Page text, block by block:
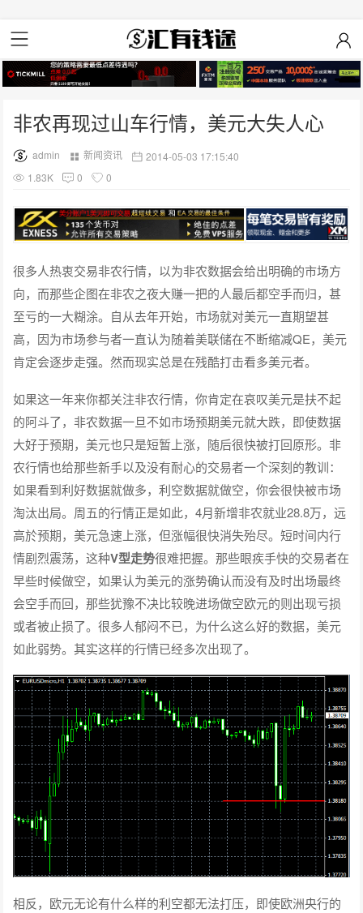
非农再现过山车行情，美元大失人心
admin 新闻资讯
2014-05-03 17:15:40
1.83K
0 0
很多人热衷交易非农行情，以为非农数据会给出明确的市场方
向，而那些企图在非农之夜大赚一把的人最后都空手而归，甚
至亏的一大糊涂。自从去年开始，市场就对美元一直期望甚
高，因为市场参与者一直认为随着美联储在不断缩减QE，美元
肯定会逐步走强。然而现实总是在残酷打击看多美元者。
如果这一年来你都关注非农行情，你肯定在哀叹美元是扶不起
的阿斗了，非农数据一旦不如市场预期美元就大跌，即使数据
大好于预期，美元也只是短暂上涨，随后很快被打回原形。非
农行情也给那些新手以及没有耐心的交易者一个深刻的教训：
如果看到利好数据就做多，利空数据就做空，你会很快被市场
淘汰出局。周五的行情正是如此，4月新增非农就业28.8万，远
高於预期，美元急速上涨，但涨幅很快消失殆尽。短时间内行
情剧烈震荡，这种V型走势很难把握。那些眼疾手快的交易者在
早些时候做空，如果认为美元的涨势确认而没有及时出场最终
会空手而回，那些犹豫不决比较晚进场做空欧元的则出现亏损
或者被止损了。很多人郁闷不已，为什么这么好的数据，美元
如此弱势。其实这样的行情已经多次出现了。
相反，欧元无论有什么样的利空都无法打压，即使欧洲央行的